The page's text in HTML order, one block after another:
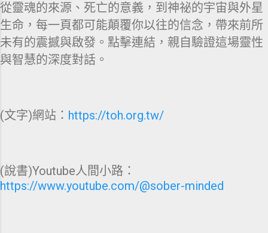
從靈魂的來源、死亡的意義，到神祕的宇宙與外星
生命，每一頁都可能顛覆你以往的信念，帶來前所
未有的震撼與啟發。點擊連結，親自驗證這場靈性
與智慧的深度對話。
(文字)網站： https://toh.org.tw/
(說書)Youtube人間小路：
https://www.youtube.com/@sober-minded